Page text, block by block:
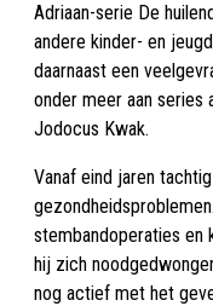
Adriaan-serie De
andere kinder- en
daarnaast een
onder meer aan series
Jodocus Kwak.
Vanaf eind jaren
stembandoperaties en
hij zich
nog actief met het